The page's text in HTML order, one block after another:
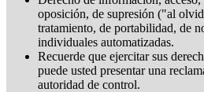
oposición, de supresión ("al
tratamiento, de portabilidad, de
individuales automatizadas.
Recuerde que ejercitar sus
puede usted presentar una
autoridad de control.